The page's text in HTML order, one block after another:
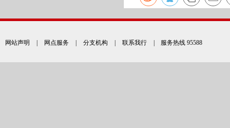
网站声明 网点服务 分支机构 联系我行 | 服务热线 95588